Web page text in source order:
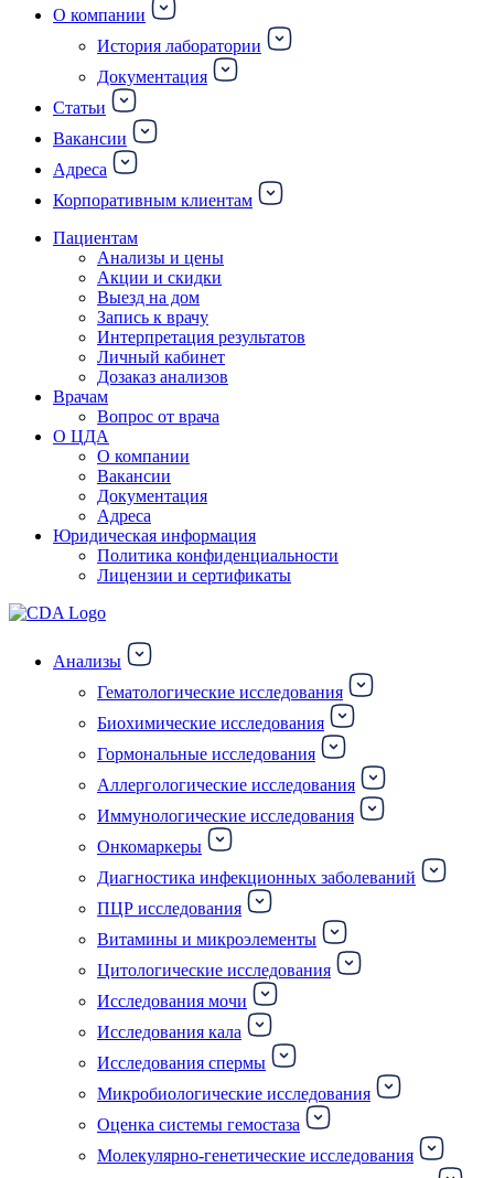
О компании
История лаборатории
Документация
Статьи
Вакансии
Адреса
Корпоративным клиентам
Пациентам
Анализы и цены
Акции и скидки
Выезд на дом
Запись к врачу
Интерпретация результатов
Личный кабинет
Дозаказ анализов
Врачам
Вопрос от врача
О ЦДА
О компании
Вакансии
Документация
Адреса
Юридическая информация
Политика конфиденциальности
Лицензии и сертификаты
Анализы
Гематологические исследования
Биохимические исследования
Гормональные исследования
Аллергологические исследования
Иммунологические исследования
Онкомаркеры
Диагностика инфекционных заболеваний
ПЦР исследования
Витамины и микроэлементы
Цитологические исследования
Исследования мочи
Исследования кала
Исследования спермы
Микробиологические исследования
Оценка системы гемостаза
Молекулярно-генетические исследования